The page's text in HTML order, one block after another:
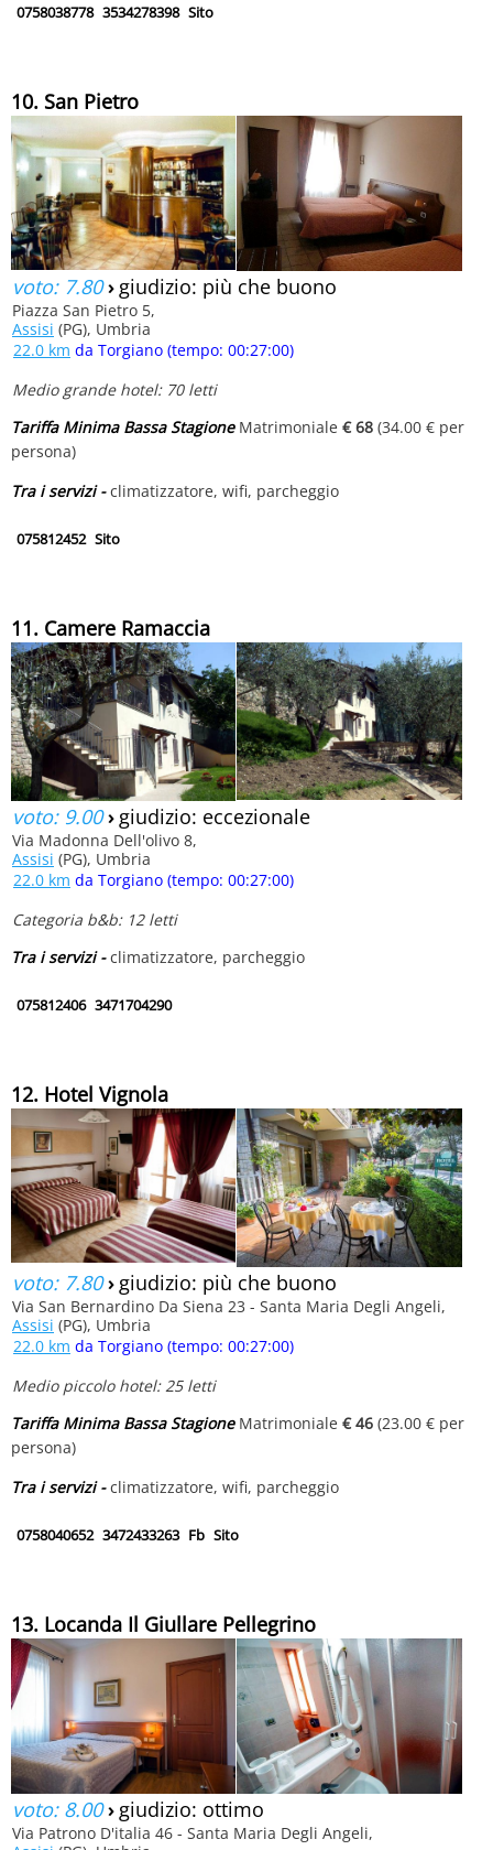
0758038778 3534278398 Sito
10. San Pietro
voto: 7.80› giudizio: più che buono
Piazza San Pietro 5,
Assisi (PG), Umbria
22.0 km da Torgiano (tempo: 00:27:00)
Medio grande hotel: 70 letti
Tariffa Minima Bassa StagioneMatrimoniale € 68 (34.00 € per
persona)
Tra i servizi -climatizzatore, wifi, parcheggio
075812452 Sito
11. Camere Ramaccia
voto: 9.00› giudizio: eccezionale
Via Madonna Dell'olivo 8,
Assisi (PG), Umbria
22.0 km da Torgiano (tempo: 00:27:00)
Categoria b&b: 12 letti
Tra i servizi -climatizzatore, parcheggio
075812406 3471704290
12. Hotel Vignola
voto: 7.80› giudizio: più che buono
Via San Bernardino Da Siena 23 - Santa Maria Degli Angeli,
Assisi (PG), Umbria
22.0 km da Torgiano (tempo: 00:27:00)
Medio piccolo hotel: 25 letti
Tariffa Minima Bassa StagioneMatrimoniale € 46 (23.00 € per
persona)
Tra i servizi -climatizzatore, wifi, parcheggio
0758040652 3472433263 Fb Sito
13. Locanda Il Giullare Pellegrino
voto: 8.00› giudizio: ottimo
Via Patrono D'italia 46 - Santa Maria Degli Angeli,